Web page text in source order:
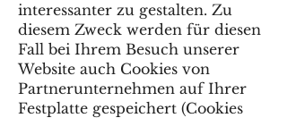
interessanter zu gestalten. Zu
diesem Zweck werden für diesen
Fall bei Ihrem Besuch unserer
Website auch Cookies von
Partnerunternehmen auf Ihrer
Festplatte gespeichert (Cookies